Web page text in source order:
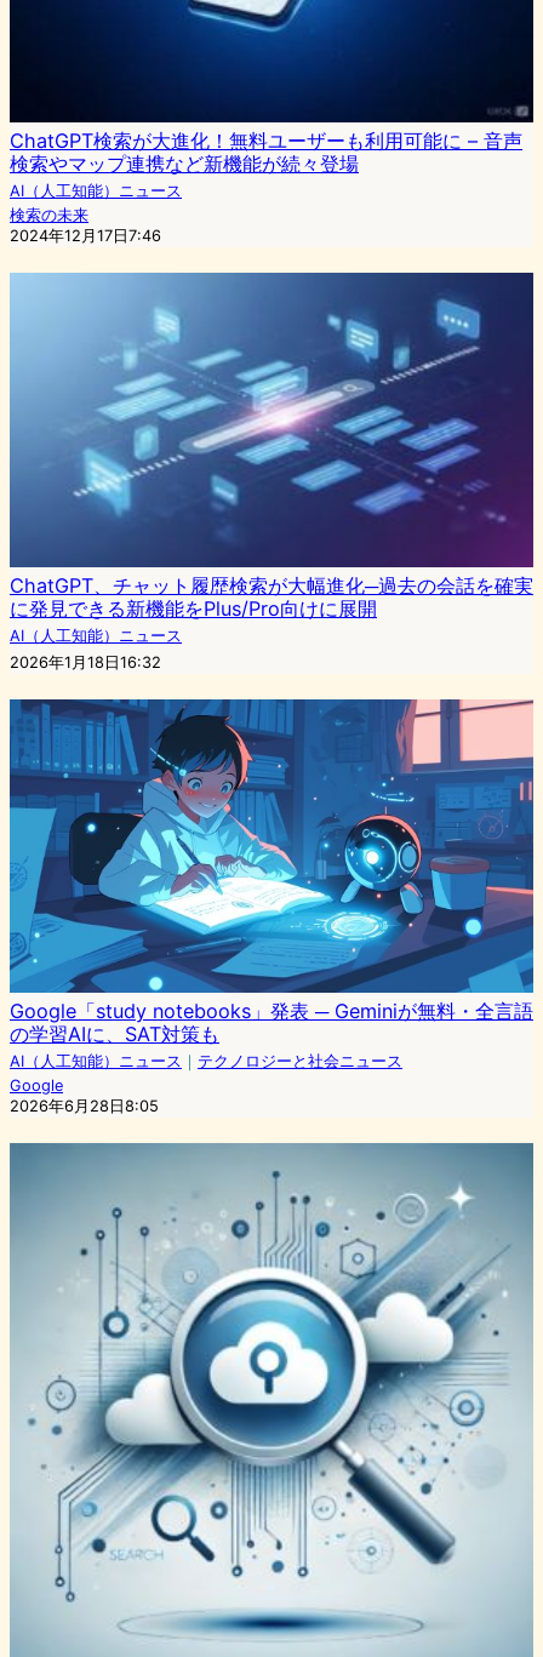
ChatGPT検索が大進化！無料ユーザーも利用可能に – 音声
検索やマップ連携など新機能が続々登場
AI（人工知能）ニュース
検索の未来
2024年12月17日7:46
ChatGPT、チャット履歴検索が大幅進化─過去の会話を確実
に発見できる新機能をPlus/Pro向けに展開
AI（人工知能）ニュース
2026年1月18日16:32
Google「study notebooks」発表 ─ Geminiが無料・全言語
の学習AIに、SAT対策も
AI（人工知能）ニュース ｜ テクノロジーと社会ニュース
Google
2026年6月28日8:05